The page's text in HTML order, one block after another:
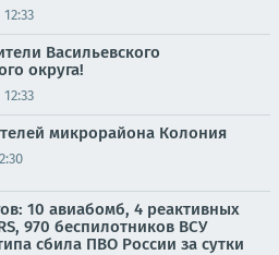
12:33
Васильевского
округа!
12:33
микрорайона Колония
10 авиабомб, 4 реактивных
970 беспилотников ВСУ
сбила ПВО России за сутки